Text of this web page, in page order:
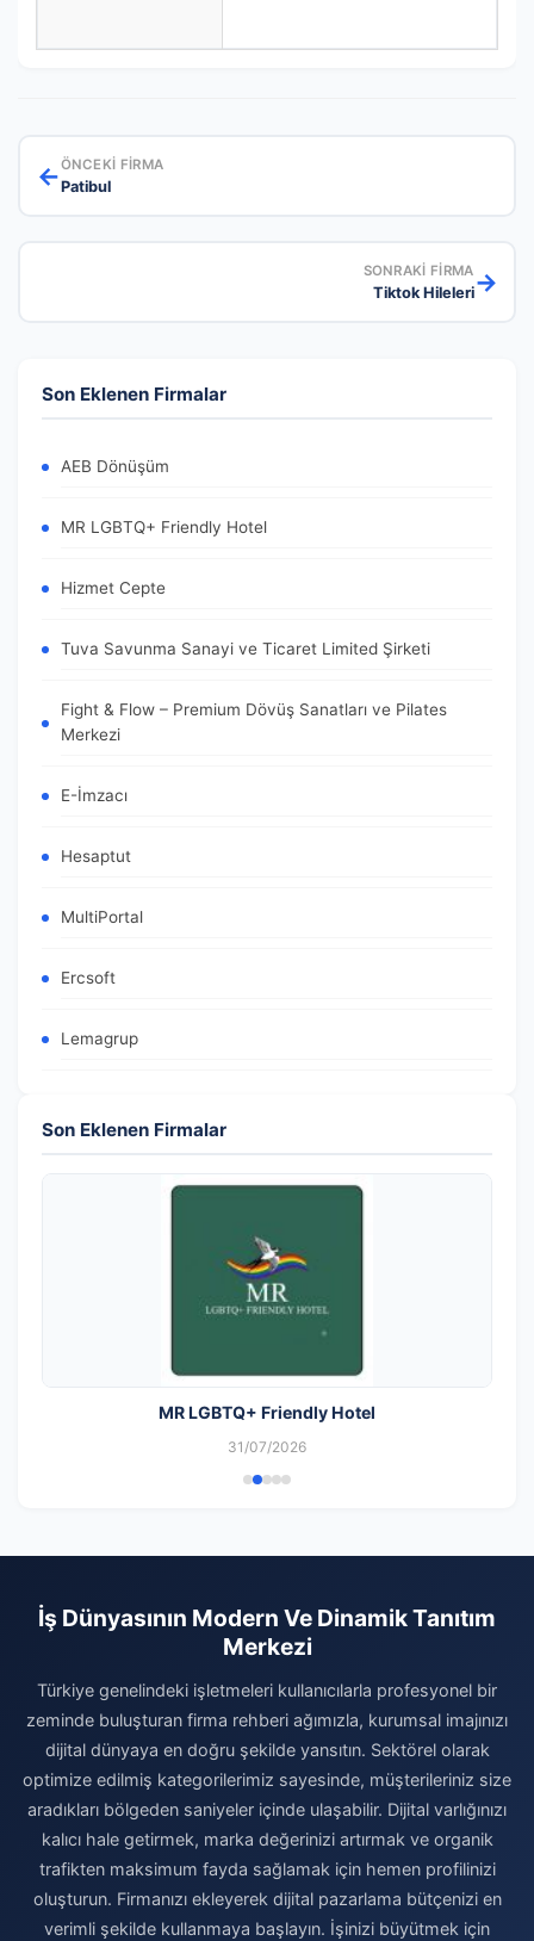
←ÖNCEKI FIRMA
Patibul
SONRAKI FIRMA
Tiktok Hileleri→
Son Eklenen Firmalar
AEB Dönüşüm
MR LGBTQ+ Friendly Hotel
Hizmet Cepte
Tuva Savunma Sanayi ve Ticaret Limited Şirketi
Fight & Flow – Premium Dövüş Sanatları ve Pilates
Merkezi
E-İmzacı
Hesaptut
MultiPortal
Ercsoft
Lemagrup
Son Eklenen Firmalar
MR LGBTQ+ Friendly Hotel
31/07/2026
İş Dünyasının Modern Ve Dinamik Tanıtım
Merkezi
Türkiye genelindeki işletmeleri kullanıcılarla profesyonel bir
zeminde buluşturan firma rehberi ağımızla, kurumsal imajınızı
dijital dünyaya en doğru şekilde yansıtın. Sektörel olarak
optimize edilmiş kategorilerimiz sayesinde, müşterileriniz size
aradıkları bölgeden saniyeler içinde ulaşabilir. Dijital varlığınızı
kalıcı hale getirmek, marka değerinizi artırmak ve organik
trafikten maksimum fayda sağlamak için hemen profilinizi
oluşturun. Firmanızı ekleyerek dijital pazarlama bütçenizi en
verimli şekilde kullanmaya başlayın. İşinizi büyütmek için